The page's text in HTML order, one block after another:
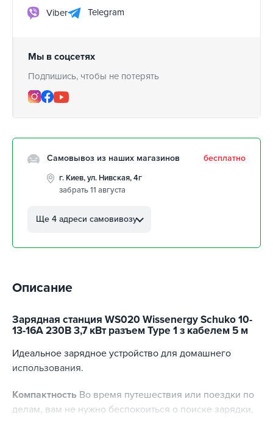
Viber
Telegram
Мы в соцсетях
Подпишись, чтобы не потерять
Самовывоз из наших магазинов бесплатно
г. Киев, ул. Нивская, 4г
забрать 11 августа
Автолюбителей, 8а
г. Кропивницкий, Клинцовский
г. Киев, пр.Николая Бажана, 26
г. Киев, ул. Остафия
Дашкевича, 15
забрать 11 августа
Ще 4 адреси самовивозу
Описание
Зарядная станция WS020 Wissenergy Schuko 10-
13-16A 230В 3,7 кВт разъем Type 1 з кабелем 5 м
Идеальное зарядное устройство для домашнего
использования.
Компактность Во время путешествия или поездки по
делам, вам не нужно беспокоиться о поиске зарядки,